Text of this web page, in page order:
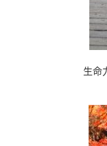
生命